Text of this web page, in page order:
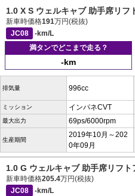
1.0 X S ウェルキャブ 助手席リフ
新車時価格191万円(税抜)
JC08
-km/L
満タンでどこまで走る？
-km
排気量 996cc
ミッション インパネCVT
最大出力 69ps/6000rpm
生産期間
2019年10月～202
0年09月
1.0 G ウェルキャブ 助手席リフ
新車時価格205.4万円(税抜)
JC08
-km/L